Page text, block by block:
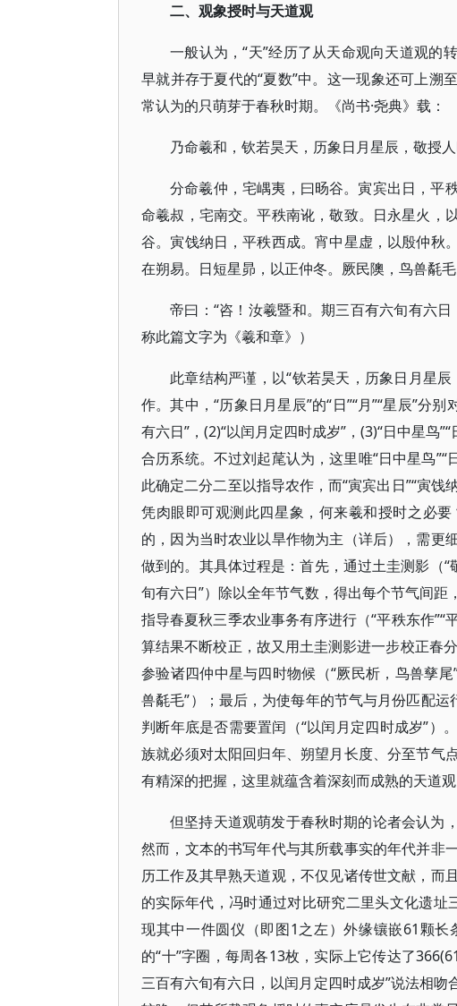
二、观象授时与天道观
一般认为，“天”经历了从天命观向天道观的
早就并存于夏代的“夏数”中。这一现象还可上溯
常认为的只萌芽于春秋时期。《尚书·尧典》载：
乃命羲和，钦若昊天，历象日月星辰，敬授人
分命羲仲，宅嵎夷，曰旸谷。寅宾出日，平
命羲叔，宅南交。平秩南讹，敬致。日永星火，
谷。寅饯纳日，平秩西成。宵中星虚，以殷仲秋
在朔易。日短星昴，以正仲冬。厥民隩，鸟兽氄毛
帝曰：“咨！汝羲暨和。期三百有六旬有六
称此篇文字为《羲和章》）
此章结构严谨，以“钦若昊天，历象日月星
作。其中，“历象日月星辰”的“日”“月”“星辰”分
有六日”，(2)“以闰月定四时成岁”，(3)“日中星鸟
合历系统。不过刘起荱认为，这里唯“日中星鸟”“
此确定二分二至以指导农作，而“寅宾出日”“寅饯
凭肉眼即可观测此四星象，何来羲和授时之必
的，因为当时农业以旱作物为主（详后），需更
做到的。其具体过程是：首先，通过土圭测影（
旬有六日”）除以全年节气数，得出每个节气间
指导春夏秋三季农业事务有序进行（“平秩东作”“
算结果不断校正，故又用土圭测影进一步校正春
参验诸四仲中星与四时物候（“厥民析，鸟兽孳
兽氄毛”）；最后，为使每年的节气与月份匹配
判断年底是否需要置闰（“以闰月定四时成岁”）
族就必须对太阳回归年、朔望月长度、分至节气
有精深的把握，这里就蕴含着深刻而成熟的天道观
但坚持天道观萌发于春秋时期的论者会认为
然而，文本的书写年代与其所载事实的年代并非
历工作及其早熟天道观，不仅见诸传世文献，而
的实际年代，冯时通过对比研究二里头文化遗
现其中一件圆仪（即图1之左）外缘镶嵌61颗
的“十”字圈，每周各13枚，实际上它传达了
三百有六旬有六日，以闰月定四时成岁”说法相